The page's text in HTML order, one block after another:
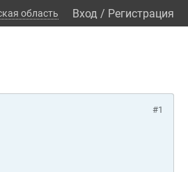
область Вход / Регистрация
#1